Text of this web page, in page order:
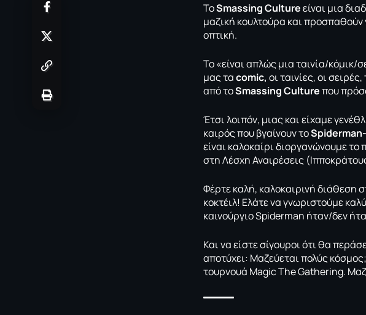
ΤοSmassing Cultureείναι μια
μαζική κουλτούρα και προσπαθούν
οπτική.
Το «είναι απλώς μια ταινία/κόμικ/
μας ταcomic, οι ταινίες, οι σειρές,
από τοSmassing Cultureπου
Έτσι λοιπόν, μιας και είχαμε
καιρός που βγαίνουν το
είναι καλοκαίρι διοργανώνουμε
στη Λέσχη Αναιρέσεις
Φέρτε καλή, καλοκαιρινή διάθεση
κοκτέιλ! Ελάτε να γνωριστούμε
καινούργιο Spiderman ήταν/δεν
Και να είστε σίγουροι ότι θα
αποτύχει: Μαζεύεται πολύς
τουρνουά Magic The Gathering.